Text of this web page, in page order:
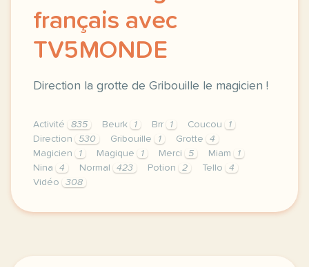
français avec
TV5MONDE
Direction la grotte de Gribouille le magicien !
Activité 835 Beurk 1 Brr 1 Coucou
1
Direction
530 Gribouille 1 Grotte
4
Magicien
1 Magique 1 Merci 5 Miam
1
Nina
4 Normal 423 Potion 2 Tello
4
Vidéo
308
didomi host didomi components button cursor